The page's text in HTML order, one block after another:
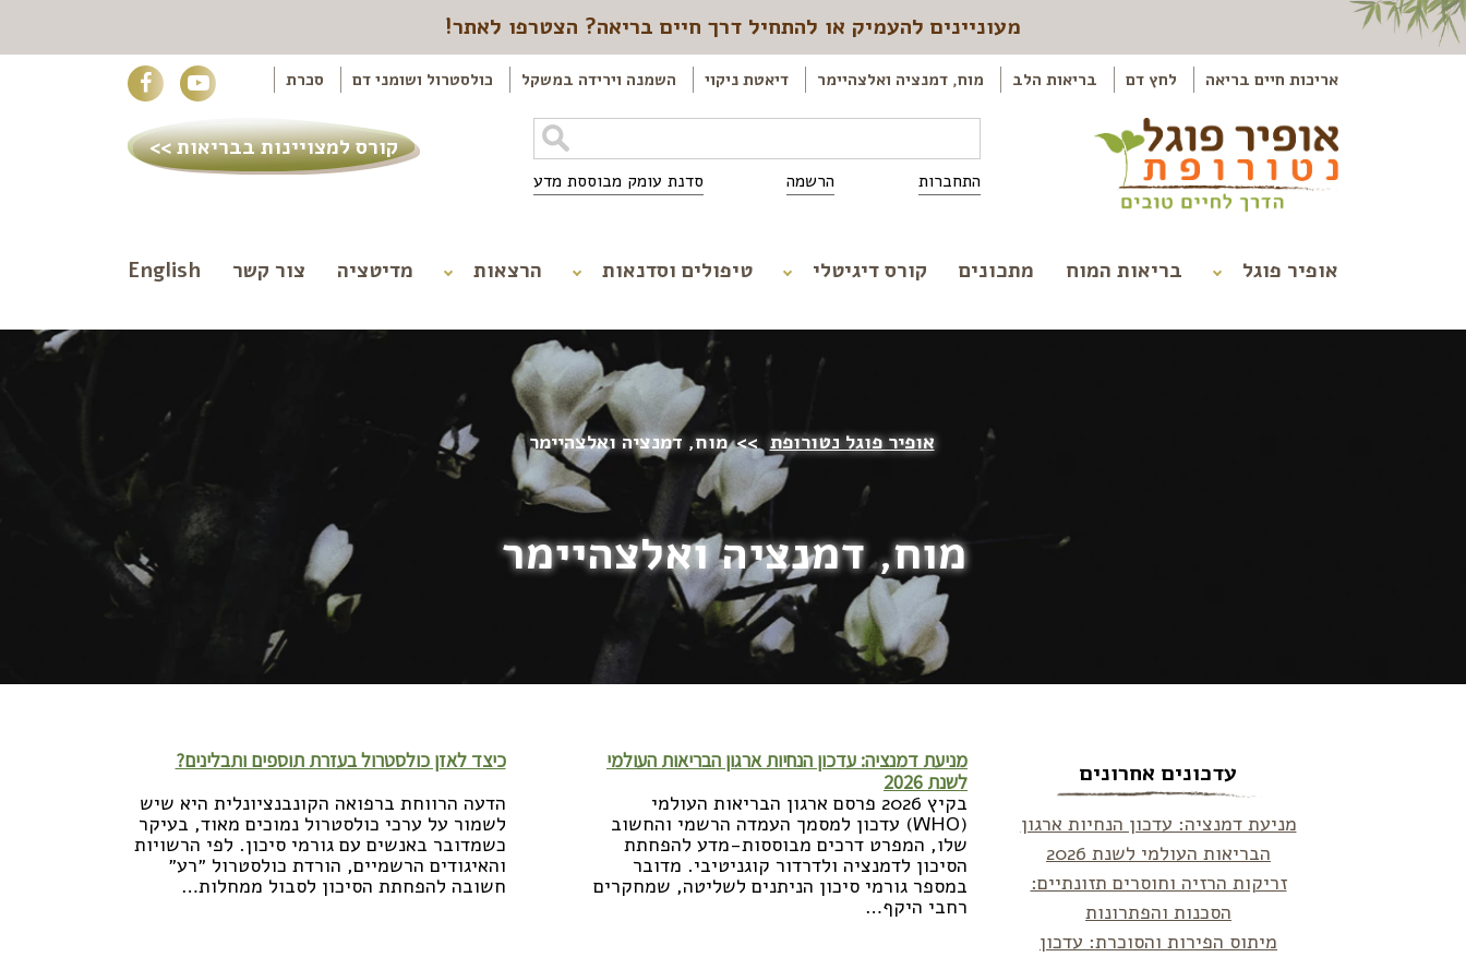
מעוניינים להעמיק או להתחיל דרך חיים בריאה? הצטרפו לאתר!
אריכות חיים בריאה לחץ דם בריאות הלב מוח, דמנציה ואלצהיימר דיאטת ניקוי השמנה וירידה במשקל כולסטרול ושומני דם סכרת
התחברות הרשמה סדנת עומק מבוססת מדע
קורס למצויינות בבריאות >>
אופיר פוגל בריאות המוח מתכונים קורס דיגיטלי טיפולים וסדנאות הרצאות מדיטציה צור קשר English
אופיר פוגל נטורופת >>מוח, דמנציה ואלצהיימר
מוח, דמנציה ואלצהיימר
מניעת דמנציה: עדכון הנחיות ארגון הבריאות העולמי
לשנת 2026
בקיץ 2026 פרסם ארגון הבריאות העולמי
(WHO) עדכון למסמך העמדה הרשמי והחשוב
שלו, המפרט דרכים מבוססות-מדע להפחתת
הסיכון לדמנציה ולדרדור קוגניטיבי. מדובר
במספר גורמי סיכון הניתנים לשליטה, שמחקרים
רחבי היקף…
כיצד לאזן כולסטרול בעזרת תוספים ותבלינים?
הדעה הרווחת ברפואה הקונבנציונלית היא שיש
לשמור על ערכי כולסטרול נמוכים מאוד, בעיקר
כשמדובר באנשים עם גורמי סיכון. לפי הרשויות
והאיגודים הרשמיים, הורדת כולסטרול ״רע״
חשובה להפחתת הסיכון לסבול ממחלות…
עדכונים אחרונים
מניעת דמנציה: עדכון הנחיות ארגון
הבריאות העולמי לשנת 2026
זריקות הרזיה וחוסרים תזונתיים:
הסכנות והפתרונות
מיתוס הפירות והסוכרת: עדכון